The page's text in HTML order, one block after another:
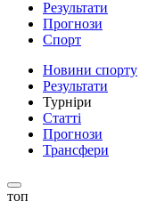
Результати
Прогнози
Спорт
Новини спорту
Результати
Турніри
Статті
Прогнози
Трансфери
топ